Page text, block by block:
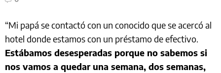
“Mi papá se contactó con un conocido que se acercó al
hotel donde estamos con un préstamo de efectivo.
Estábamos desesperadas porque no sabemos si
nos vamos a quedar una semana, dos semanas,